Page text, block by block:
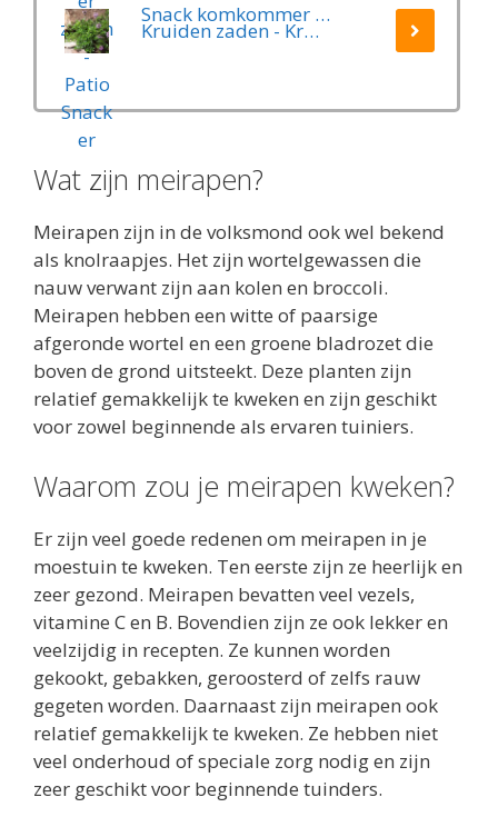
Snack komkommer zaden - Patio Snacker
Kruiden zaden - Kruiptijm
Wat zijn meirapen?
Meirapen zijn in de volksmond ook wel bekend
als knolraapjes. Het zijn wortelgewassen die
nauw verwant zijn aan kolen en broccoli.
Meirapen hebben een witte of paarsige
afgeronde wortel en een groene bladrozet die
boven de grond uitsteekt. Deze planten zijn
relatief gemakkelijk te kweken en zijn geschikt
voor zowel beginnende als ervaren tuiniers.
Waarom zou je meirapen kweken?
Er zijn veel goede redenen om meirapen in je
moestuin te kweken. Ten eerste zijn ze heerlijk en
zeer gezond. Meirapen bevatten veel vezels,
vitamine C en B. Bovendien zijn ze ook lekker en
veelzijdig in recepten. Ze kunnen worden
gekookt, gebakken, geroosterd of zelfs rauw
gegeten worden. Daarnaast zijn meirapen ook
relatief gemakkelijk te kweken. Ze hebben niet
veel onderhoud of speciale zorg nodig en zijn
zeer geschikt voor beginnende tuinders.